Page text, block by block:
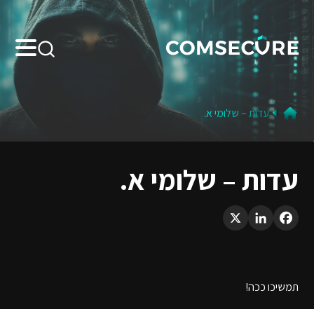
Search:
עדות – שלומי א.
עדות – שלומי א.
Facebook
LinkedIn
X
תמשיכו ככה!